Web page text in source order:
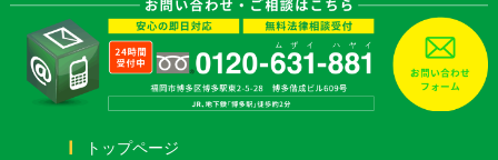
トップページ